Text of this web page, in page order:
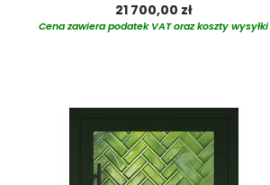
21 700,00 zł
Cena zawiera podatek VAT oraz koszty wysyłki